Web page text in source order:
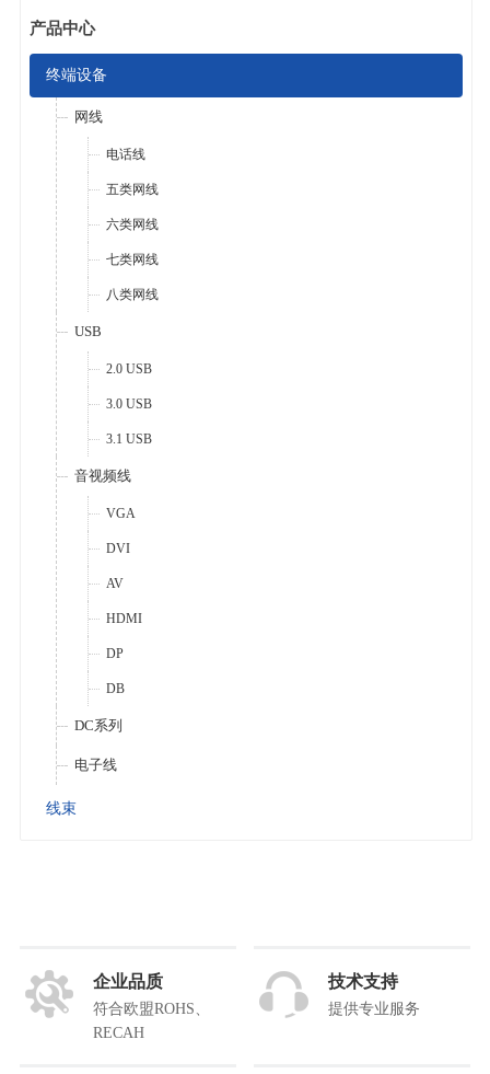
产品中心
终端设备
网线
电话线
五类网线
六类网线
七类网线
八类网线
USB
2.0 USB
3.0 USB
3.1 USB
音视频线
VGA
DVI
AV
HDMI
DP
DB
DC系列
电子线
线束
企业品质
符合欧盟ROHS、
RECAH
技术支持
提供专业服务